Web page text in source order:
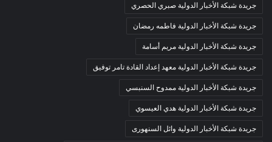
جريدة شبكة الأخبار الدولية صبري الحصري
جريدة شبكة الأخبار الدولية فاطمه رمضان
جريدة شبكة الأخبار الدولية مريم أسامة
جريدة شبكة الأخبار الدولية معهد إعداد القادة تامر توفيق
جريدة شبكة الأخبار الدولية ممدوح السنبسي
جريدة شبكة الأخبار الدولية هدي العيسوي
جريدة شبكة الأخبار الدولية وائل السنهورى